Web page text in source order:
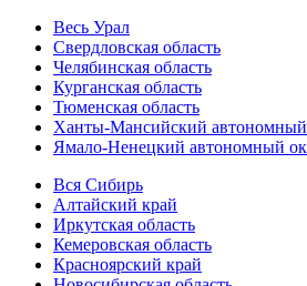
Весь Урал
Свердловская область
Челябинская область
Курганская область
Тюменская область
Ханты-Мансийский автономный
Ямало-Ненецкий автономный
Вся Сибирь
Алтайский край
Иркутская область
Кемеровская область
Красноярский край